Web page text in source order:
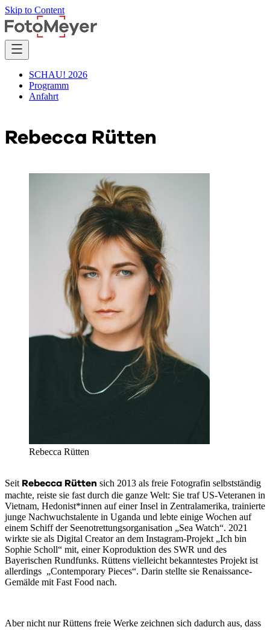
Skip to Content
SCHAU! 2026
Programm
Anfahrt
Rebecca Rütten
Rebecca Rütten
Seit Rebecca Rütten sich 2013 als freie Fotografin selbstständig
machte, reiste sie fast durch die ganze Welt: Sie traf US-Veteranen in
Vietnam, Hedonist*innen auf einer Insel in Zentralamerika, trainierte
junge Nachwuchstalente in Uganda und lebte einige Wochen auf
einem Schiff der Seenotrettungsorganisation „Sea Watch“. 2021
wirkte sie als Digital Creator an dem Instagram-Projekt „Ich bin
Sophie Scholl“ mit, einer Koproduktion des SWR und des
Bayerischen Rundfunks. Rüttens vielleicht bekanntestes Projekt ist
allerdings „Contemporary Pieces“. Darin stellte sie Renaissance-
Gemälde mit Fast Food nach.
Aber nicht nur Rüttens freie Werke zeichnen sich dadurch aus, dass